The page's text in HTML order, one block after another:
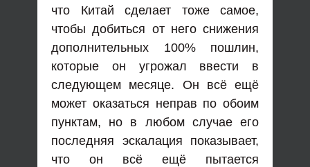
что Китай сделает тоже самое,
чтобы добиться от него снижения
дополнительных 100% пошлин,
которые он угрожал ввести в
следующем месяце. Он всё ещё
может оказаться неправ по обоим
пунктам, но в любом случае его
последняя эскалация показывает,
что он всё ещё пытается